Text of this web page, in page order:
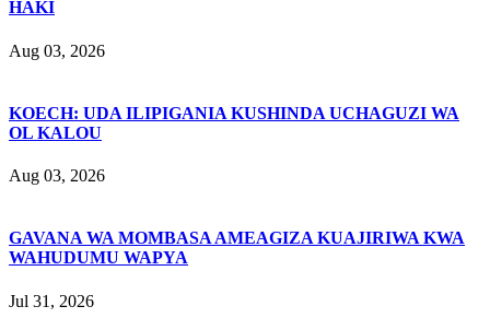
HAKI
Aug 03, 2026
KOECH: UDA ILIPIGANIA KUSHINDA UCHAGUZI WA
OL KALOU
Aug 03, 2026
GAVANA WA MOMBASA AMEAGIZA KUAJIRIWA KWA
WAHUDUMU WAPYA
Jul 31, 2026